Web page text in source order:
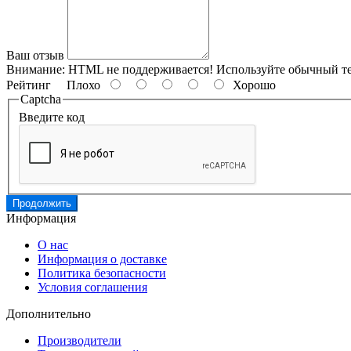
Ваш отзыв
Внимание: HTML не поддерживается! Используйте обычный
Рейтинг Плохо
Хорошо
Captcha
Введите код
Продолжить
Информация
О нас
Информация о доставке
Политика безопасности
Условия соглашения
Дополнительно
Производители